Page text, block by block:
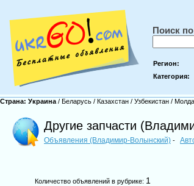
Поиск
Регион:
Категория:
Страна: Украина / Беларусь / Казахстан / Узбекистан /
Другие запчасти
Объявления (Владимир-Волынский) -
Количество объявлений в рубрике: 1